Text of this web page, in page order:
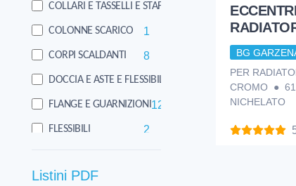
COLLARI E TASSELLI E STAFFE
COLONNE SCARICO 1
CORPI SCALDANTI 8
DOCCIA E ASTE E FLESSIBILI
FLANGE E GUARNIZIONI12
FLESSIBILI 2
GUARNIZIONI E MORSETTI SCARICO
Listini PDF
BG
PER
CROMO ●
NICHELATO